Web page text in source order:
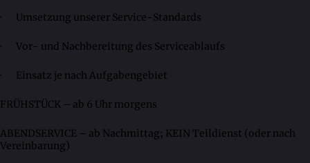
· Umsetzung unserer Service-Standards
· Vor- und Nachbereitung des Serviceablaufs
· Einsatz je nach Aufgabengebiet
FRÜHSTÜCK – ab 6 Uhr morgens
ABENDSERVICE – ab Nachmittag; KEIN Teildienst (oder nach
Vereinbarung)